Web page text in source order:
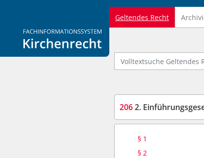
Logo Fachinformationssystem Kirchenrecht
Geltendes Recht
Volltextsuche Geltendes
2062. Einführungsgesetz
§ 1
§ 2